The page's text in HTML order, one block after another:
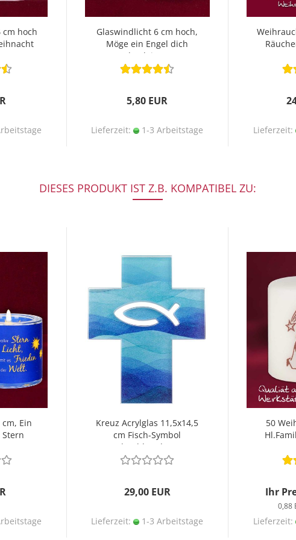
cm hoch
Glaswindlicht 6 cm hoch,
Möge ein Engel dich
begleiten
5,80 EUR
Lieferzeit: 1-3 Arbeitstage Lieferzeit:
DIESES PRODUKT IST Z.B. KOMPATIBEL ZU:
Ein
Kreuz Acrylglas 11,5x14,5
cm Fisch-Symbol
durchbrochen
29,00 EUR
Lieferzeit: 1-3 Arbeitstage
50
Ihr
0,88
Lieferzeit: